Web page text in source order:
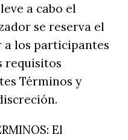
a cabo el
se reserva el
a los participantes
requisitos
Términos y
El